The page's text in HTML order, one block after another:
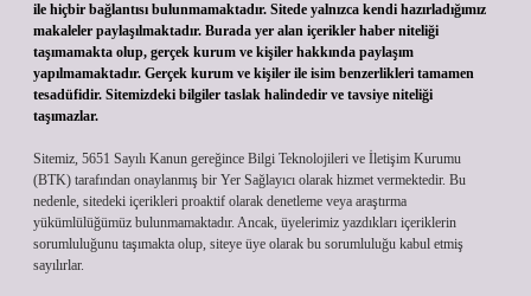
ile hiçbir bağlantısı bulunmamaktadır. Sitede yalnızca kendi hazırladığımız
makaleler paylaşılmaktadır. Burada yer alan içerikler haber niteliği
taşımamakta olup, gerçek kurum ve kişiler hakkında paylaşım
yapılmamaktadır. Gerçek kurum ve kişiler ile isim benzerlikleri tamamen
tesadüfidir. Sitemizdeki bilgiler taslak halindedir ve tavsiye niteliği
taşımazlar.
Sitemiz, 5651 Sayılı Kanun gereğince Bilgi Teknolojileri ve İletişim Kurumu
(BTK) tarafından onaylanmış bir Yer Sağlayıcı olarak hizmet vermektedir. Bu
nedenle, sitedeki içerikleri proaktif olarak denetleme veya araştırma
yükümlülüğümüz bulunmamaktadır. Ancak, üyelerimiz yazdıkları içeriklerin
sorumluluğunu taşımakta olup, siteye üye olarak bu sorumluluğu kabul etmiş
sayılırlar.